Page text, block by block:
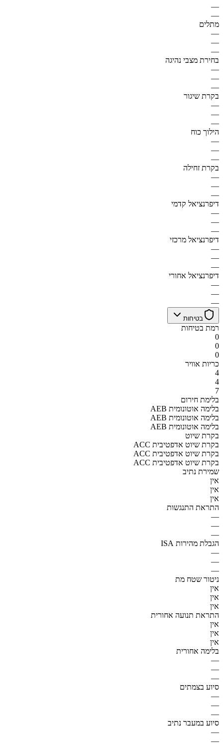
—
—
מתלים
—
—
—
בחירת מצבי נהיגה
—
—
—
בקרת שיגור
—
—
—
הילוך כוח
—
—
—
בקרת זחילה
—
—
—
דיפרנציאל קדמי
—
—
—
דיפרנציאל מרכזי
—
—
—
דיפרנציאל אחורי
—
—
—
בטיחות
רמת בטיחות
0
0
0
כריות אוויר
4
4
7
בלימת חירום
AEB בלימה אוטונומית
AEB בלימה אוטונומית
AEB בלימה אוטונומית
בקרת שיוט
ACC בקרת שיוט אדפטיבית
ACC בקרת שיוט אדפטיבית
ACC בקרת שיוט אדפטיבית
שמירת נתיב
אין
אין
אין
התראת התנגשות
—
—
—
הגבלת מהירות ISA
—
—
—
ניטור שטח מת
אין
אין
אין
התראת תנועה אחורית
אין
אין
אין
בלימה אחורית
—
—
—
סיוע בצמתים
—
—
—
סיוע במעבר נתיב
—
—